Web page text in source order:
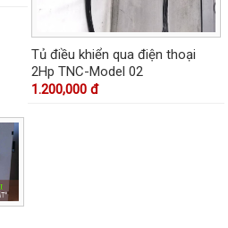
Tủ điều khiển qua điện thoại
2Hp TNC-Model 02
1.200,000 đ